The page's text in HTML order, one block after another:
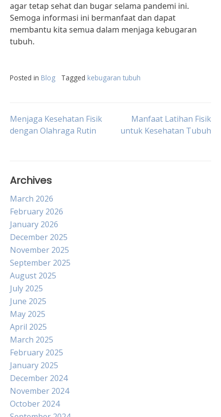
agar tetap sehat dan bugar selama pandemi ini.
Semoga informasi ini bermanfaat dan dapat
membantu kita semua dalam menjaga kebugaran
tubuh.
Posted in Blog Tagged kebugaran tubuh
Post
Menjaga Kesehatan Fisik
dengan Olahraga Rutin
Manfaat Latihan Fisik
untuk Kesehatan Tubuh
Archives
March 2026
February 2026
January 2026
December 2025
November 2025
September 2025
August 2025
July 2025
June 2025
May 2025
April 2025
March 2025
February 2025
January 2025
December 2024
November 2024
October 2024